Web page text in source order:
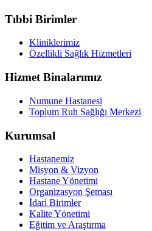
Tıbbi Birimler
Kliniklerimiz
Özellikli Sağlık Hizmetleri
Hizmet Binalarımız
Numune Hastanesi
Toplum Ruh Sağlığı Merkezi
Kurumsal
Hastanemiz
Misyon & Vizyon
Hastane Yönetimi
Organizasyon Şeması
İdari Birimler
Kalite Yönetimi
Eğitim ve Araştırma